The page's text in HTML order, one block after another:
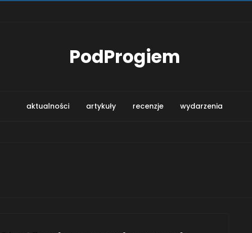
PodProgiem
aktualności artykuły recenzje wydarzenia